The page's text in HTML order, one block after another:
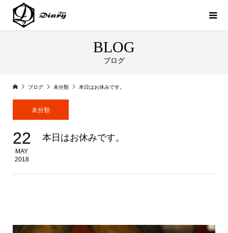
BLOG
ブログ
ブログ 未分類 本日はお休みです。
未分類
22
MAY
2018
本日はお休みです。